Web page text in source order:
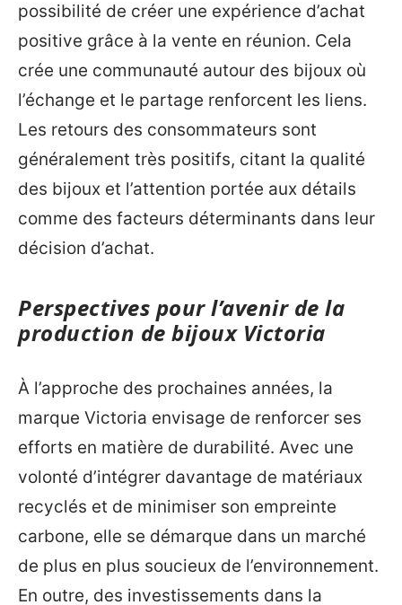
possibilité de créer une expérience d’achat
positive grâce à la vente en réunion. Cela
crée une communauté autour des bijoux où
l’échange et le partage renforcent les liens.
Les retours des consommateurs sont
généralement très positifs, citant la qualité
des bijoux et l’attention portée aux détails
comme des facteurs déterminants dans leur
décision d’achat.
Perspectives pour l’avenir de la
production de bijoux Victoria
À l’approche des prochaines années, la
marque Victoria envisage de renforcer ses
efforts en matière de durabilité. Avec une
volonté d’intégrer davantage de matériaux
recyclés et de minimiser son empreinte
carbone, elle se démarque dans un marché
de plus en plus soucieux de l’environnement.
En outre, des investissements dans la